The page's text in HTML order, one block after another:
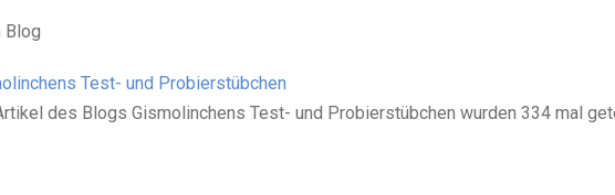
Blog
Test- und Probierstübchen
des Blogs Gismolinchens Test- und Probierstübchen wurden 334 mal